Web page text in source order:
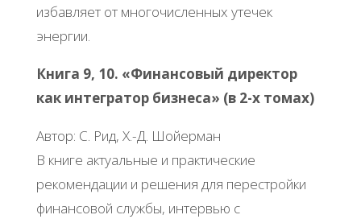
избавляет от многочисленных утечек
энергии.
Книга 9, 10. «Финансовый директор
как интегратор бизнеса» (в 2-х томах)
Автор: С. Рид, Х.-Д. Шойерман
В книге актуальные и практические
рекомендации и решения для перестройки
финансовой службы, интервью с